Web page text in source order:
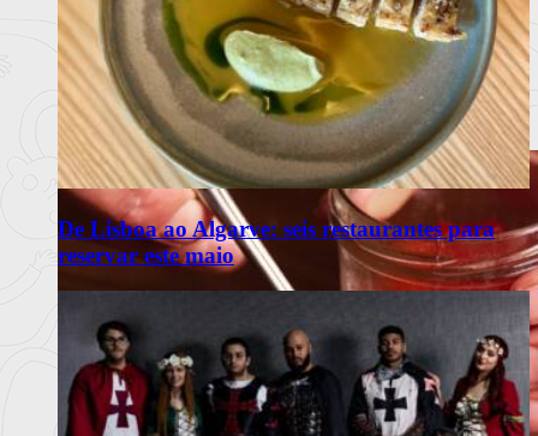
De Lisboa ao Algarve: seis restaurantes para
reservar este maio